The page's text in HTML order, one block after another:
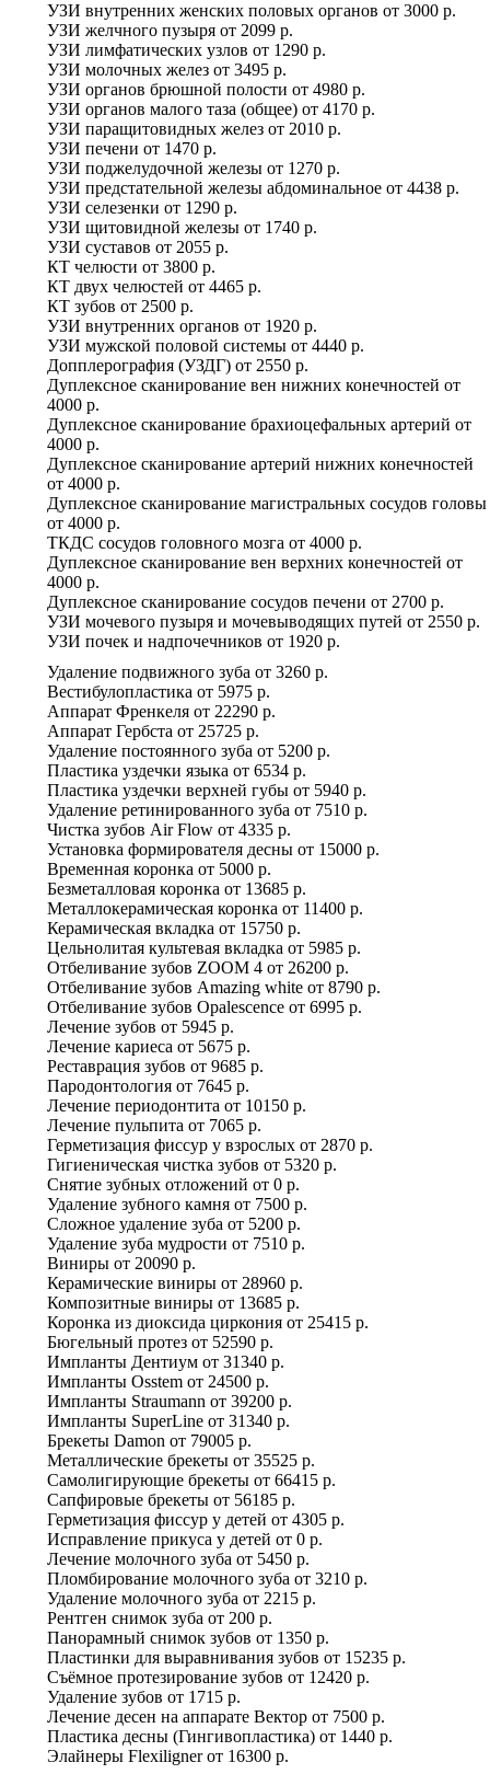
УЗИ внутренних женских половых органов от 3000 р.
УЗИ желчного пузыря от 2099 р.
УЗИ лимфатических узлов от 1290 р.
УЗИ молочных желез от 3495 р.
УЗИ органов брюшной полости от 4980 р.
УЗИ органов малого таза (общее) от 4170 р.
УЗИ паращитовидных желез от 2010 р.
УЗИ печени от 1470 р.
УЗИ поджелудочной железы от 1270 р.
УЗИ предстательной железы абдоминальное от 4438 р.
УЗИ селезенки от 1290 р.
УЗИ щитовидной железы от 1740 р.
УЗИ суставов от 2055 р.
КТ челюсти от 3800 р.
КТ двух челюстей от 4465 р.
КТ зубов от 2500 р.
УЗИ внутренних органов от 1920 р.
УЗИ мужской половой системы от 4440 р.
Допплерография (УЗДГ) от 2550 р.
Дуплексное сканирование вен нижних конечностей от
4000 р.
Дуплексное сканирование брахиоцефальных артерий от
4000 р.
Дуплексное сканирование артерий нижних конечностей
от 4000 р.
Дуплексное сканирование магистральных сосудов головы
от 4000 р.
ТКДС сосудов головного мозга от 4000 р.
Дуплексное сканирование вен верхних конечностей от
4000 р.
Дуплексное сканирование сосудов печени от 2700 р.
УЗИ мочевого пузыря и мочевыводящих путей от 2550 р.
УЗИ почек и надпочечников от 1920 р.
Удаление подвижного зуба от 3260 р.
Вестибулопластика от 5975 р.
Аппарат Френкеля от 22290 р.
Аппарат Гербста от 25725 р.
Удаление постоянного зуба от 5200 р.
Пластика уздечки языка от 6534 р.
Пластика уздечки верхней губы от 5940 р.
Удаление ретинированного зуба от 7510 р.
Чистка зубов Air Flow от 4335 р.
Установка формирователя десны от 15000 р.
Временная коронка от 5000 р.
Безметалловая коронка от 13685 р.
Металлокерамическая коронка от 11400 р.
Керамическая вкладка от 15750 р.
Цельнолитая культевая вкладка от 5985 р.
Отбеливание зубов ZOOM 4 от 26200 р.
Отбеливание зубов Amazing white от 8790 р.
Отбеливание зубов Оpalescence от 6995 р.
Лечение зубов от 5945 р.
Лечение кариеса от 5675 р.
Реставрация зубов от 9685 р.
Пародонтология от 7645 р.
Лечение периодонтита от 10150 р.
Лечение пульпита от 7065 р.
Герметизация фиссур у взрослых от 2870 р.
Гигиеническая чистка зубов от 5320 р.
Снятие зубных отложений от 0 р.
Удаление зубного камня от 7500 р.
Сложное удаление зуба от 5200 р.
Удаление зуба мудрости от 7510 р.
Виниры от 20090 р.
Керамические виниры от 28960 р.
Композитные виниры от 13685 р.
Коронка из диоксида циркония от 25415 р.
Бюгельный протез от 52590 р.
Импланты Дентиум от 31340 р.
Импланты Osstem от 24500 р.
Импланты Straumann от 39200 р.
Импланты SuperLine от 31340 р.
Брекеты Damon от 79005 р.
Металлические брекеты от 35525 р.
Самолигирующие брекеты от 66415 р.
Сапфировые брекеты от 56185 р.
Герметизация фиссур у детей от 4305 р.
Исправление прикуса у детей от 0 р.
Лечение молочного зуба от 5450 р.
Пломбирование молочного зуба от 3210 р.
Удаление молочного зуба от 2215 р.
Рентген снимок зуба от 200 р.
Панорамный снимок зубов от 1350 р.
Пластинки для выравнивания зубов от 15235 р.
Съёмное протезирование зубов от 12420 р.
Удаление зубов от 1715 р.
Лечение десен на аппарате Вектор от 7500 р.
Пластика десны (Гингивопластика) от 1440 р.
Элайнеры Flexilignerот 16300 р.